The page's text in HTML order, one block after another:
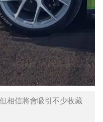
相信將會吸引不少收藏